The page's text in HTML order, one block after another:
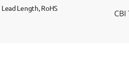
Length, RoHS